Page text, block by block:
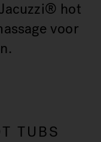
hot
voor
TUBS